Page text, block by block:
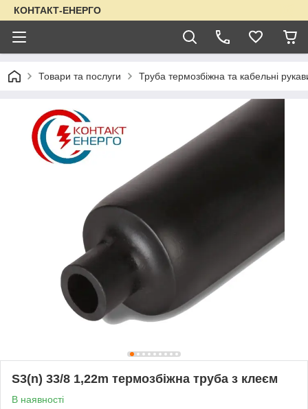
КОНТАКТ-ЕНЕРГО
Товари та послуги Труба термозбіжна та кабельні
S3(n) 33/8 1,22m термозбіжна труба з клеєм
В наявності